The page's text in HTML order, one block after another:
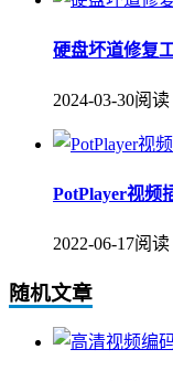
硬盘坏道修复
2024-03-30阅读
PotPlayer视频
2022-06-17阅读
随机文章